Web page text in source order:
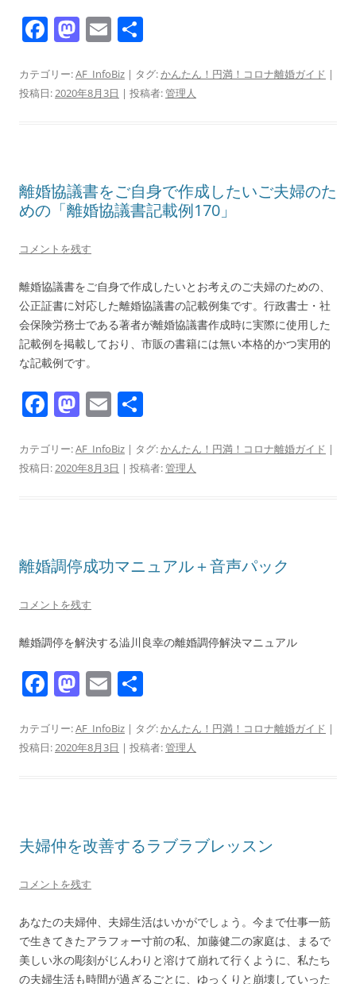
F
c
e
o
k
M
st
o
n
E
ai
l
カテゴリー:AF_InfoBiz | タグ:かんたん！円満！コロナ離婚ガイド |
投稿日:2020年8月3日 | 投稿者:管理人
離婚協議書をご自身で作成したいご夫婦のた
めの「離婚協議書記載例170」
コメントを残す
離婚協議書をご自身で作成したいとお考えのご夫婦のための、
公正証書に対応した離婚協議書の記載例集です。行政書士・社
会保険労務士である著者が離婚協議書作成時に実際に使用した
記載例を掲載しており、市販の書籍には無い本格的かつ実用的
な記載例です。
F
c
e
o
k
M
st
o
n
E
ai
l
カテゴリー:AF_InfoBiz | タグ:かんたん！円満！コロナ離婚ガイド |
投稿日:2020年8月3日 | 投稿者:管理人
離婚調停成功マニュアル＋音声パック
コメントを残す
離婚調停を解決する澁川良幸の離婚調停解決マニュアル
F
c
e
o
k
M
st
o
n
E
ai
l
カテゴリー:AF_InfoBiz | タグ:かんたん！円満！コロナ離婚ガイド |
投稿日:2020年8月3日 | 投稿者:管理人
夫婦仲を改善するラブラブレッスン
コメントを残す
あなたの夫婦仲、夫婦生活はいかがでしょう。今まで仕事一筋
で生きてきたアラフォー寸前の私、加藤健二の家庭は、まるで
美しい氷の彫刻がじんわりと溶けて崩れて行くように、私たち
の夫婦生活も時間が過ぎるごとに、ゆっくりと崩壊していった